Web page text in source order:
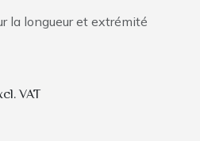
la longueur et extrémité
VAT